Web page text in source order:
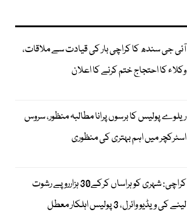
آئی جی سندھ کا کراچی بار کی قیادت سے ملاقات،
وکلاء کا احتجاج ختم کرنے کا اعلان
ریلوے پولیس کا برسوں پرانا مطالبہ منظور، سروس
اسٹرکچر میں اہم بہتری کی منظوری
کراچی: شہری کو ہراساں کرکے30 ہزارروپے رشوت
لینے کی ویڈیو وائرل، 3 پولیس اہلکار معطل